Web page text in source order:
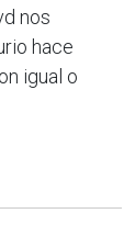
nos
hace
igual o